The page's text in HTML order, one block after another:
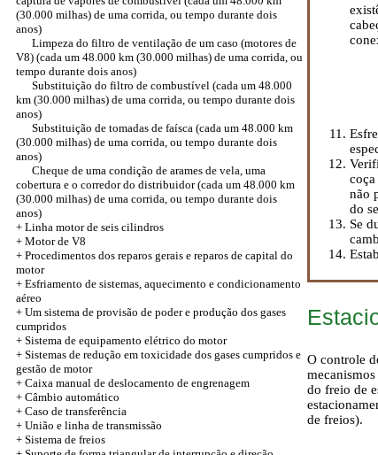
(30.000 milhas) de uma corrida, ou tempo durante dois
anos)
Limpeza do filtro de ventilação de um caso (motores de
V8) (cada um 48.000 km (30.000 milhas) de uma corrida, ou
tempo durante dois anos)
Substituição do filtro de combustível (cada um 48.000
km (30.000 milhas) de uma corrida, ou tempo durante dois
anos)
Substituição de tomadas de faísca (cada um 48.000 km
(30.000 milhas) de uma corrida, ou tempo durante dois
anos)
Cheque de uma condição de arames de vela, uma
cobertura e o corredor do distribuidor (cada um 48.000 km
(30.000 milhas) de uma corrida, ou tempo durante dois
anos)
+ Linha motor de seis cilindros
+ Motor de V8
+ Procedimentos dos reparos gerais e reparos de capital do
motor
+ Esfriamento de sistemas, aquecimento e condicionamento
aéreo
+ Um sistema de provisão de poder e produção dos gases
cumpridos
+ Sistema de equipamento elétrico do motor
+ Sistemas de redução em toxicidade dos gases cumpridos e
gestão de motor
+ Caixa manual de deslocamento de engrenagem
+ Câmbio automático
+ Caso de transferência
+ União e linha de transmissão
+ Sistema de freios
não
do
Se
O controle
do freio de
de freios).